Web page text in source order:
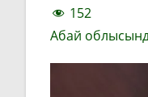
152
Абай